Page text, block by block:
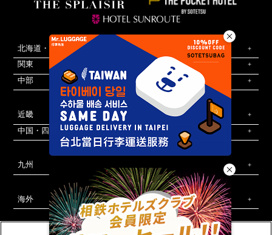
北海道・東北
関東
中部
近畿
中国・四国
九州
海外